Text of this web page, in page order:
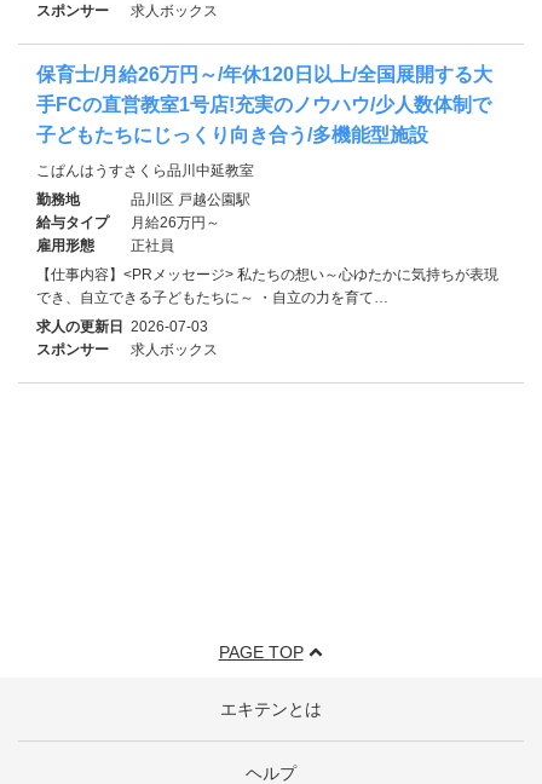
スポンサー
求人ボックス
保育士/月給26万円～/年休120日以上/全国展開する大
手FCの直営教室1号店!充実のノウハウ/少人数体制で
子どもたちにじっくり向き合う/多機能型施設
こぱんはうすさくら品川中延教室
勤務地
品川区 戸越公園駅
給与タイプ
月給26万円～
雇用形態
正社員
【仕事内容】<PRメッセージ> 私たちの想い～心ゆたかに気持ちが表現
でき、自立できる子どもたちに～ ・自立の力を育て…
求人の更新日 2026-07-03
スポンサー
求人ボックス
PAGE TOP
エキテンとは
ヘルプ